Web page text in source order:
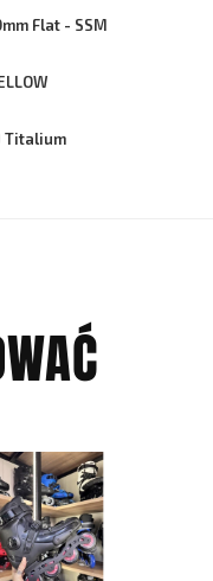
Flat - SSM
Titalium